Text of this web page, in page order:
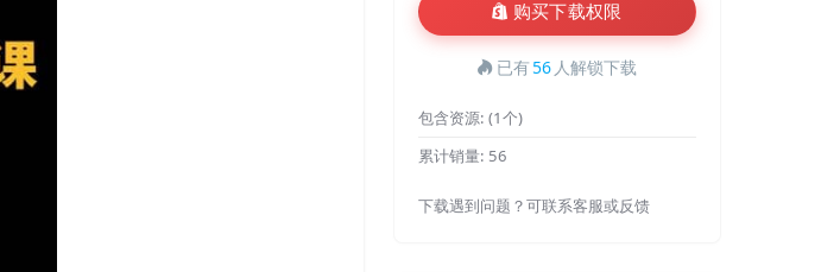
购买下载权限
已有56 人解锁下载
包含资源: (1个)
累计销量: 56
下载遇到问题？可联系客服或反馈